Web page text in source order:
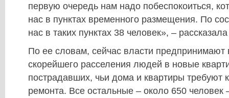
первую очередь нам надо побеспокоиться,
нас в пунктах временного размещения. По
нас в таких пунктах 38 человек», –
По ее словам, сейчас власти
скорейшего расселения людей в новые
пострадавших, чьи дома и квартиры требуют
ремонта. Все остальные – около 650 человек